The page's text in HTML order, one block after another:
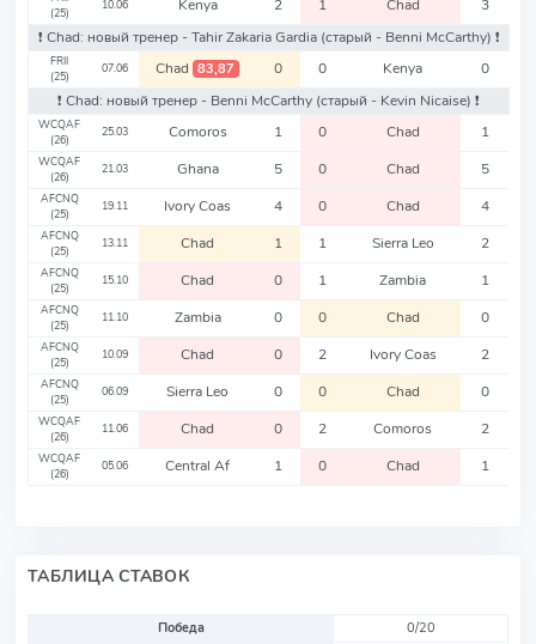
(25)
10.06 Kenya 2 1 Chad
3
❗️ Chad: новый тренер - Tahir Zakaria Gardia (старый - Benni McCarthy) ❗️
FRII
(25)
07.06 Chad 83,87 0 0 Kenya
0
❗️ Chad: новый тренер - Benni McCarthy (старый - Kevin Nicaise) ❗️
WCQAF
(26)
25.03 Comoros 1 0 Chad 1
WCQAF
(26)
21.03 Ghana 5 0 Chad 5
AFCNQ
(25)
19.11 Ivory Coas 4 0 Chad 4
AFCNQ
(25)
13.11 Chad 1 1 Sierra Leo 2
AFCNQ
(25)
15.10 Chad 0 1 Zambia 1
AFCNQ
(25)
11.10 Zambia 0 0 Chad 0
AFCNQ
(25)
10.09 Chad 0 2 Ivory Coas 2
AFCNQ
(25)
06.09 Sierra Leo 0 0 Chad 0
WCQAF
(26)
11.06 Chad 0 2 Comoros 2
WCQAF
(26)
05.06 Central Af 1 0 Chad 1
ТАБЛИЦА СТАВОК
Победа
0/20